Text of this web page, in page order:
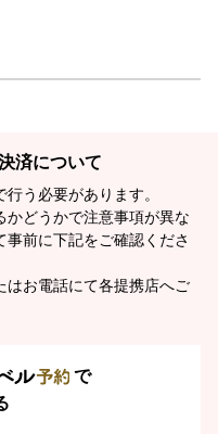
済について
う必要があります。
かどうかで注意事項が異な
事前に下記をご確認くださ
はお電話にて各提携店へご
で